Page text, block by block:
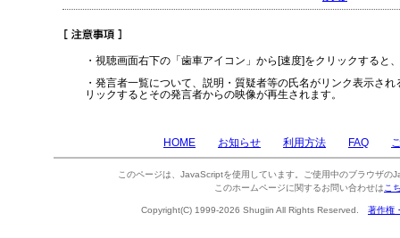
・視聴画面右下の「歯車アイコン」から[速度]をクリックすると
・発言者一覧について、説明・質疑者等の氏名がリンク表示さ
リックするとその発言者からの映像が再生されます。
HOME お知らせ 利用方法 FAQ
このページは、JavaScriptを使用しています。ご使用中のブラウザの
このホームページに関するお問い合わせは こ
Copyright(C) 1999-2026 Shugiin All Rights Reserved. 著作権